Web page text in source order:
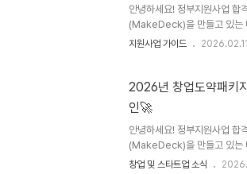
여..
안녕하세요! 정부지원사업 합
(MakeDeck)을 만들고 있는
예비 및 초기 창업자분들을 위
성을 따지기에 앞서 '행정적
라도 자격 요건에서 어긋나면
용을 꼼꼼히 확인하고, 단 1%
지원사업 가이드 2026.02.11
2026년 창업도약패키
인🚀
안녕하세요! 정부지원사업 합
(MakeDeck)을 만들고 있는
부지원 프로그램, 2026 창업
창업 및 스타트업 소식